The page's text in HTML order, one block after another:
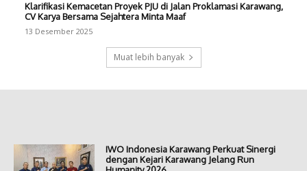
Klarifikasi Kemacetan Proyek PJU di Jalan Proklamasi Karawang,
CV Karya Bersama Sejahtera Minta Maaf
13 Desember 2025
Muat lebih banyak
IWO Indonesia Karawang Perkuat Sinergi
dengan Kejari Karawang Jelang Run